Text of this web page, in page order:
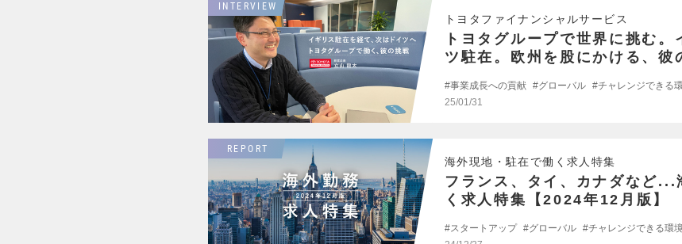
INTERVIEW
トヨタファイナンシャルサービス
トヨタグループで世界に挑む。
ツ駐在。欧州を股にかける、彼
事業成長への貢献 グローバル
チャレンジできる
25/01/31
REPORT
海外現地・駐在で働く求人特集
フランス、タイ、カナダなど...
く求人特集【2024年12月版】
スタートアップ グローバル チャレンジできる環